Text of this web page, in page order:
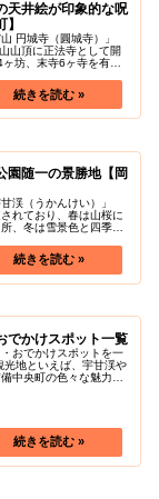
天井絵が印象的な呪
円城寺（圓城寺）」
山頂に正法寺として開
坊、末寺6ヶ寺を有し
園随一の景勝地【岡
渓（うかんけい）」
れており、春は山桜に
、冬は雪景色と四季
い橋「...
でかけスポット一覧
おでかけスポットを一
光地といえば、宇甘渓や
中央町の色々な魅力を